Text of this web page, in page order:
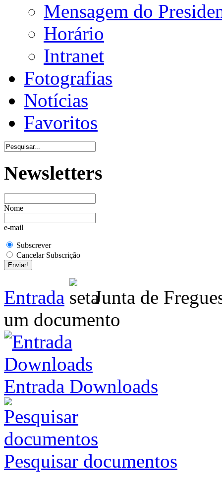
Mensagem do
Horário
Intranet
Fotografias
Notícias
Favoritos
Newsletters
Nome
e-mail
Subscrever
Cancelar Subscrição
Entrada
Junta de
um documento
Entrada Downloads
Pesquisar documentos